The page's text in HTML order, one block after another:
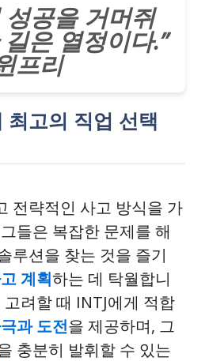
성공을 거머쥐
은 열정이다.”
프리
최고의 직업 선택
전략적인 사고 방식을 가
들은 복잡한 문제를 해
루션을 찾는 것을 즐기
계획하는 데 탁월합니
려할 때 INTJ에게 적합
과 도전을 제공하며, 그
충분히 발휘할 수 있는